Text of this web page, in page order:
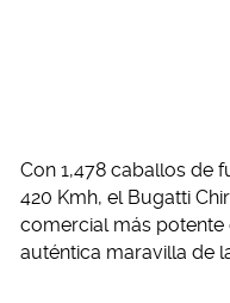
Con 1,478 caballos de
420 Kmh, el Bugatti
comercial más potente
auténtica maravilla de